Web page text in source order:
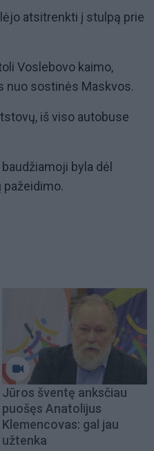
atsitrenkti į stulpą prie
Voslebovo kaimo,
nuo sostinės Maskvos.
iš viso autobuse
byla dėl
Jūros šventę anksčiau
puošęs Anatolijus
Klemencovas: gal jau
užtenka